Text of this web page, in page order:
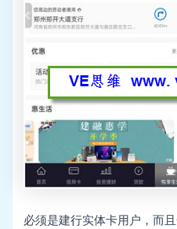
必须是建行实体卡用户，而